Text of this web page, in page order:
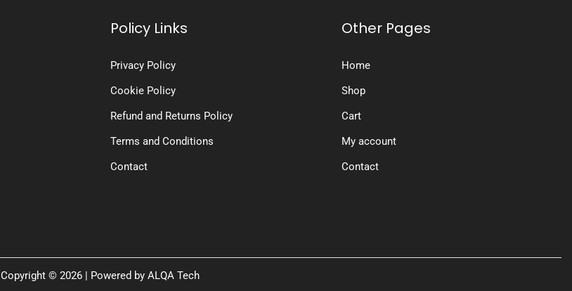
Policy Links
Privacy Policy
Cookie Policy
Refund and Returns Policy
Terms and Conditions
Contact
Other Pages
Home
Shop
Cart
My account
Contact
Copyright © 2026 | Powered by ALQA Tech